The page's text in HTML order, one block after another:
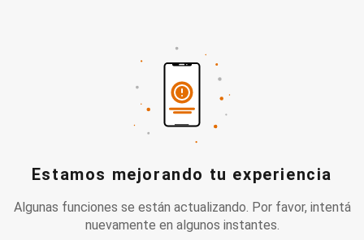
Estamos mejorando tu experiencia
Algunas funciones se están actualizando. Por favor, intentá
nuevamente en algunos instantes.